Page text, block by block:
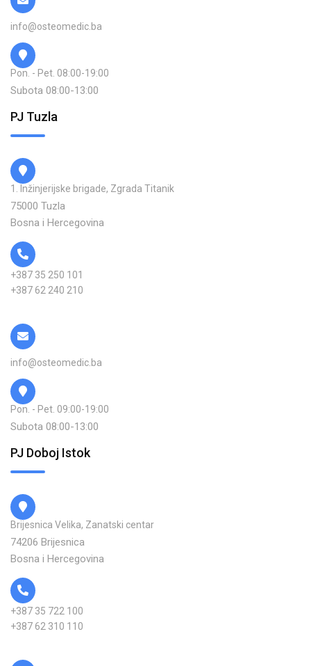
info@osteomedic.ba
Pon. - Pet. 08:00-19:00
Subota 08:00-13:00
PJ Tuzla
1. Inžinjerijske brigade, Zgrada Titanik
75000 Tuzla
Bosna i Hercegovina
+387 35 250 101
+387 62 240 210
info@osteomedic.ba
Pon. - Pet. 09:00-19:00
Subota 08:00-13:00
PJ Doboj Istok
Brijesnica Velika, Zanatski centar
74206 Brijesnica
Bosna i Hercegovina
+387 35 722 100
+387 62 310 110